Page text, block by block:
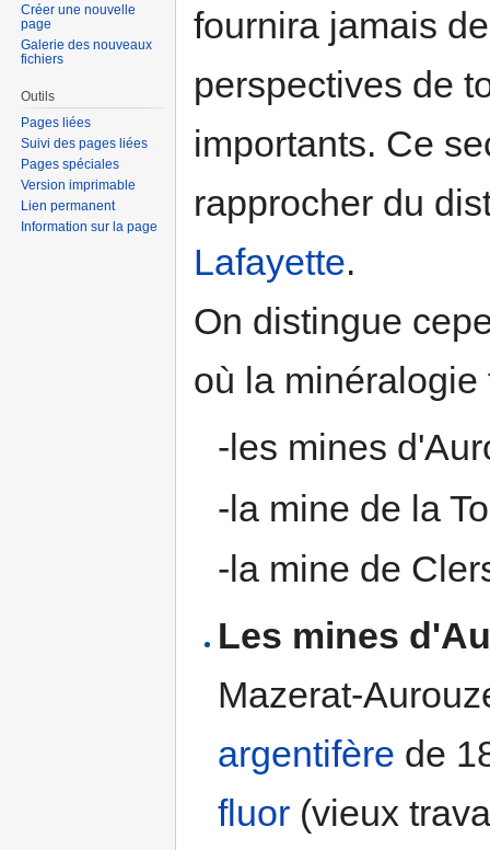
fournira jamais
perspectives de
importants. Ce
rapprocher du
Lafayette.
On distingue
où la
-les mines
-la mine de la
-la mine de
Les mines
Mazerat-
argentifère de
fluor (vieux
Créer une nouvelle
page
Galerie des nouveaux
fichiers
Outils
Pages liées
Suivi des pages liées
Pages spéciales
Version imprimable
Lien permanent
Information sur la page